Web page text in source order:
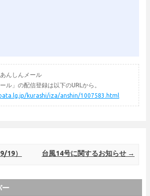
んしんメール
ル」の配信登録は以下のURLから。
kurashi/iza/anshin/1007583.html
19） 台風14号に関するお知らせ →
ー